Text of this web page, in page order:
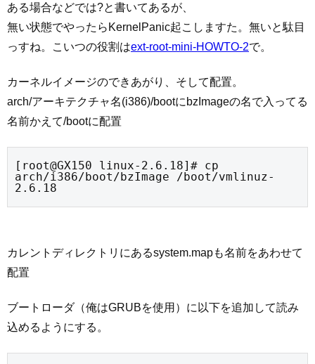
ある場合などでは?と書いてあるが、
無い状態でやったらKernelPanic起こしますた。無いと駄目
っすね。こいつの役割はext-root-mini-HOWTO-2で。
カーネルイメージのできあがり、そして配置。
arch/アーキテクチャ名(i386)/bootにbzImageの名で入ってる
名前かえて/bootに配置
[root@GX150 linux-2.6.18]# cp
arch/i386/boot/bzImage /boot/vmlinuz-
2.6.18
カレントディレクトリにあるsystem.mapも名前をあわせて
配置
ブートローダ（俺はGRUBを使用）に以下を追加して読み
込めるようにする。